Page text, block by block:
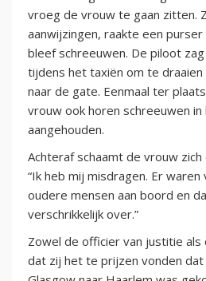
vroeg de vrouw te gaan zitten.
aanwijzingen, raakte een
bleef schreeuwen. De piloot
tijdens het taxiën om te
naar de gate. Eenmaal ter
vrouw ook horen schreeuwen
aangehouden.
Achteraf schaamt de vrouw
“Ik heb mij misdragen. Er waren
oudere mensen aan boord en
verschrikkelijk over.”
Zowel de officier van justitie als
dat zij het te prijzen vonden